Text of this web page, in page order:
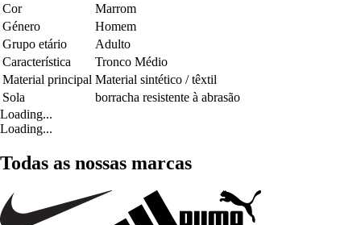
Cor
Marrom
Género
Homem
Grupo etário
Adulto
Característica
Tronco Médio
Material principal Material sintético / têxtil
Sola
borracha resistente à abrasão
Loading...
Loading...
Todas as nossas marcas